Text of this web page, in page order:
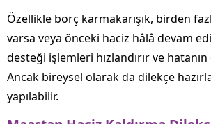
Özellikle borç karmakarışık, birden
varsa veya önceki haciz hâlâ devam
desteği işlemleri hızlandırır ve
Ancak bireysel olarak da dilekçe
yapılabilir.